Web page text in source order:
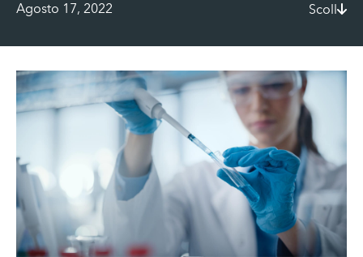
Agosto 17, 2022 Scoll